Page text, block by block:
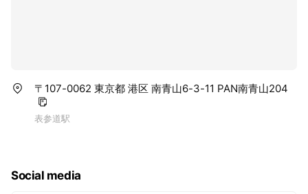
〒107-0062 東京都 港区 南青山6-3-11 PAN南青山204
表参道駅
Social media